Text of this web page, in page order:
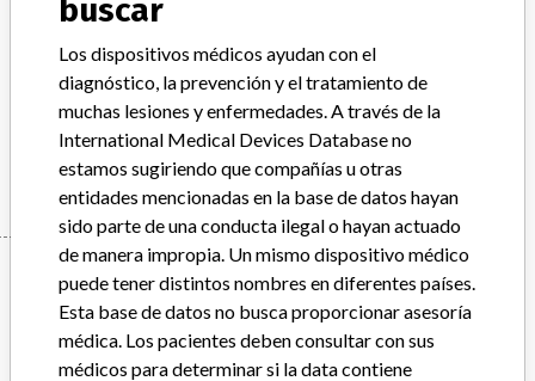
Modelo / Serial
Descripción del producto ALT OSR6x07
Manufacturer BECKMAN COULTER CANADA L.P.
Manufacturer
BECKMAN COULTER CANADA L.P.
buscar
Los dispositivos médicos ayudan con el
diagnóstico, la prevención y el tratamiento de
muchas lesiones y enfermedades. A través de la
International Medical Devices Database no
estamos sugiriendo que compañías u otras
entidades mencionadas en la base de datos hayan
sido parte de una conducta ilegal o hayan actuado
de manera impropia. Un mismo dispositivo médico
puede tener distintos nombres en diferentes países.
Esta base de datos no busca proporcionar asesoría
médica. Los pacientes deben consultar con sus
médicos para determinar si la data contiene